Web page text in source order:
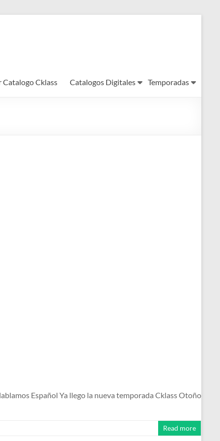
Catalogo Cklass Catalogos Digitales Temporadas
Español Ya llego la nueva temporada Cklass Otoño
Read more